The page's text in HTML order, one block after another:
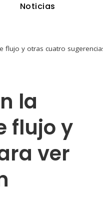
Noticias
flujo y otras cuatro
la
flujo y
ver